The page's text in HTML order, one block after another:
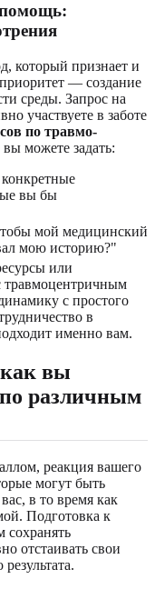
который признает и
— создание
среды. Запрос на
участвуете в заботе
по травмо-
можете задать:
вы бы
мой медицинский
мою историю?"
или
травмоцентричным
с простого
в
именно вам.
как вы
различным
реакция вашего
могут быть
в то время как
Подготовка к
сохранять
отстаивать свои